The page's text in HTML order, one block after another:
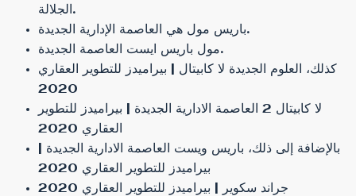
الجلالة.
باريس مول هي العاصمة الإدارية الجديدة.
مول باريس ايست العاصمة الجديدة.
كذلك، العلوم الجديدة لا كابيتال | بيراميدز للتطوير العقاري
2020
لا كابيتال 2 العاصمة الادارية الجديدة | بيراميدز للتطوير
العقاري 2020
بالإضافة إلى ذلك، باريس ويست العاصمة الادارية الجديدة |
بيراميدز للتطوير العقاري 2020
جراند سكوير | بيراميدز للتطوير العقاري 2020